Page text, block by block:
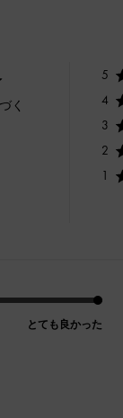
く
5
4
3
2
1
とても良かった